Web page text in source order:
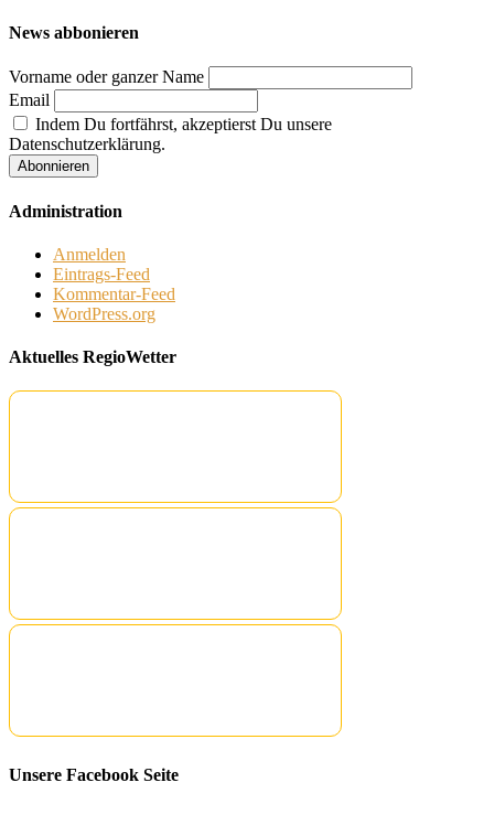
News abbonieren
Vorname oder ganzer Name
Email
Indem Du fortfährst, akzeptierst Du unsere
Datenschutzerklärung.
Administration
Anmelden
Eintrags-Feed
Kommentar-Feed
WordPress.org
Aktuelles RegioWetter
Unsere Facebook Seite